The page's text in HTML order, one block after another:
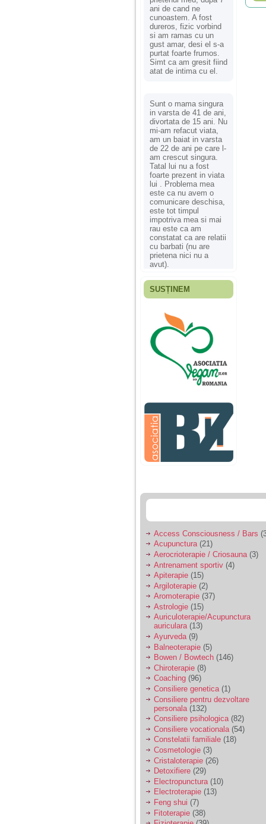
ani de cand ne
cunoastem. A fost
dureros, fizic vorbind
si am ramas cu un
gust amar, desi el s-a
purtat foarte frumos.
Simt ca am gresit fiind
atat de intima cu el.
Sunt o mama singura
in varsta de 41 de ani,
divortata de 15 ani. Nu
mi-am refacut viata,
am un baiat in varsta
de 22 de ani pe care l-
am crescut singura.
Tatal lui nu a fost
foarte prezent in viata
lui . Problema mea
este ca nu avem o
comunicare deschisa,
este tot timpul
impotriva mea si mai
rau este ca am
constatat ca are relatii
cu barbati (nu are
prietena nici nu a
avut).
Fiica mea s-a nascut
ani, privind in urma
realizez cat de multe
greseli am facut in
educatia si cresterea
ei, am fost o mama
egoista, preocupata
de implinirea
profesionala, cand ea
era mica am neglijat-
agresiva, orice
greseala era taxata cu
o palma sau pedepse.
De 4 ani am o relatie
serioasa cu un barbat
sa se manifeste o
Ma aflu aici pentru ca
vreau sa stiu daca am
nevoie de un psiholog
sau psihiatru.
Sunt casatorita, am
31 de ani si un copil in
varsta de 2 ani care
mi-e lumina ochilor.
De ceva timp simt ca
mi s-a adunat
oboseala, o oboseala
cronica de care nu pot
scapa si simt ca din
cauza ei nu pot
controla nervii si
cateodata are copilul
de suferit.
Am o bariera peste
care nu pot trece:
prietena mea a ramas
insarcinata cu o fata.
Am fost de comun
acord sa facem un
copil, cu gandul ca e
baiat.
SUSȚINEM
Access Consciousness / Bars
Acupunctura(21)
Aerocrioterapie / Criosauna (3)
Antrenament sportiv (4)
Apiterapie (15)
Argiloterapie (2)
Aromoterapie (37)
Astrologie (15)
Auriculoterapie/Acupunctura
auriculara(13)
Ayurveda(9)
Balneoterapie (5)
Bowen / Bowtech (146)
Chiroterapie (8)
Coaching (96)
Consiliere genetica(1)
Consiliere pentru dezvoltare
personala (132)
Consiliere psihologica(82)
Consiliere vocationala (54)
Constelatii familiale (18)
Cosmetologie (3)
Cristaloterapie (26)
Detoxifiere (29)
Electropunctura (10)
Electroterapie (13)
Feng shui (7)
Fitoterapie (38)